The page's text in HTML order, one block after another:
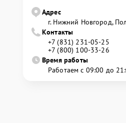
Адрес
г. Нижний Новгород,
Контакты
+7 (831) 231-05-25
+7 (800) 100-33-26
Время работы
Работаем с 09:00 до